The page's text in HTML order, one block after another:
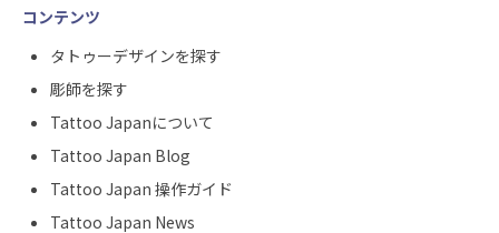
コンテンツ
タトゥーデザインを探す
彫師を探す
Tattoo Japanについて
Tattoo Japan Blog
Tattoo Japan 操作ガイド
Tattoo Japan News